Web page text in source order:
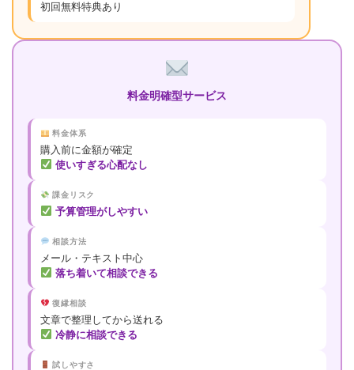
初回無料特典あり
料金明確型サービス
料金体系
購入前に金額が確定
使いすぎる心配なし
課金リスク
予算管理がしやすい
相談方法
メール・テキスト中心
落ち着いて相談できる
復縁相談
文章で整理してから送れる
冷静に相談できる
試しやすさ